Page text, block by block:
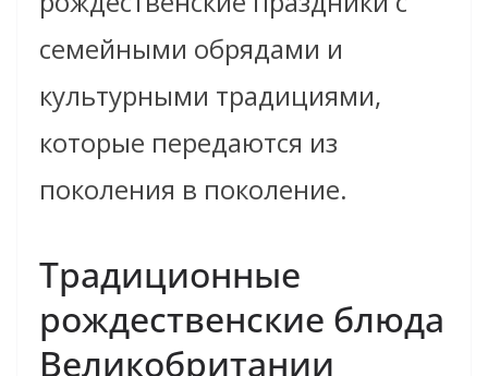
семейными обрядами и
культурными традициями,
которые передаются из
поколения в поколение.
Традиционные
рождественские блюда
Великобритании